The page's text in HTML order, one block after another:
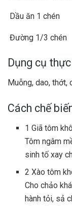
Dầu ăn 1 chén
Đường 1/3 chén
Dụng cụ
Muỗng, dao, thớt,
Cách chế
1Giã tôm khô
Tôm ngâm
sinh tố xay
2Xào tôm
Cho chảo
hành tỏi, sả